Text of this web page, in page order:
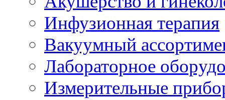
Инфузионная терапия
Вакуумный
Лабораторное
Измерительные